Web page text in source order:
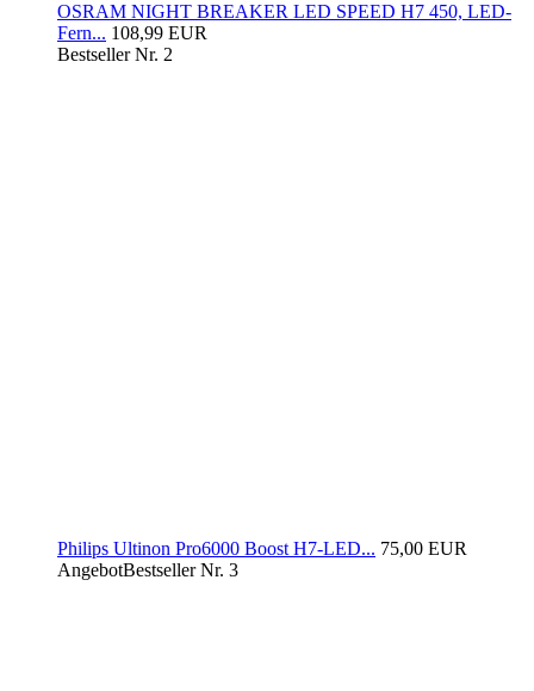
OSRAM NIGHT BREAKER LED SPEED H7 450, LED-
Fern... 108,99 EUR
Bestseller Nr. 2
Philips Ultinon Pro6000 Boost H7-LED... 75,00 EUR
AngebotBestseller Nr. 3